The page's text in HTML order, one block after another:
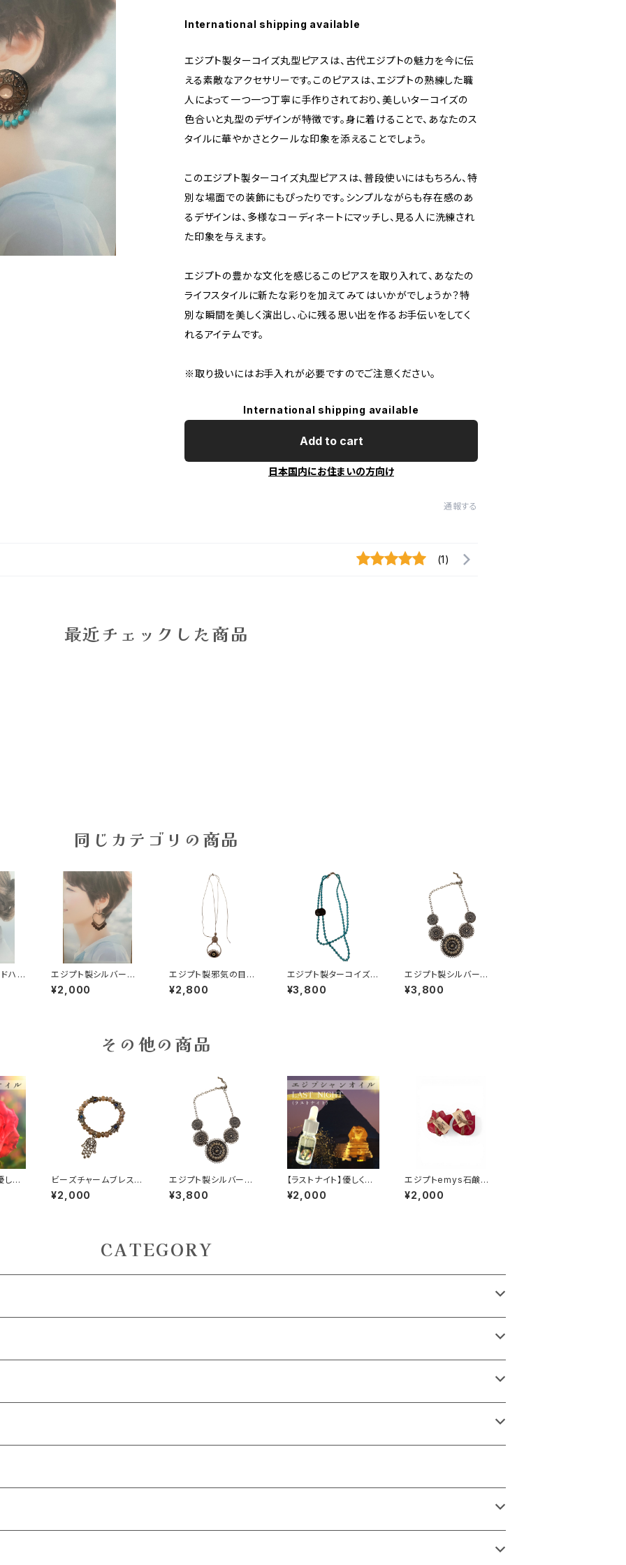
International shipping available
エジプト製ターコイズ丸型ピアスは、古代エジプトの魅力を今に伝
える素敵なアクセサリーです。このピアスは、エジプトの熟練した職
人によって一つ一つ丁寧に手作りされており、美しいターコイズの
色合いと丸型のデザインが特徴です。身に着けることで、あなたのス
タイルに華やかさとクールな印象を添えることでしょう。
このエジプト製ターコイズ丸型ピアスは、普段使いにはもちろん、特
別な場面での装飾にもぴったりです。シンプルながらも存在感のあ
るデザインは、多様なコーディネートにマッチし、見る人に洗練され
た印象を与えます。
エジプトの豊かな文化を感じるこのピアスを取り入れて、あなたの
ライフスタイルに新たな彩りを加えてみてはいかがでしょうか？特
別な瞬間を美しく演出し、心に残る思い出を作るお手伝いをしてく
れるアイテムです。
※取り扱いにはお手入れが必要ですのでご注意ください。
International shipping available
Add to cart
日本国内にお住まいの方向け
通報する
(1)
最近チェックした商品
同じカテゴリの商品
ハ
エジプト製シルバーハ
ート型ピアス
¥2,000
エジプト製邪気の目ネ
ックレス
¥2,800
エジプト製ターコイズネ
ックレス
¥3,800
エジプト製シルバー太
陽柄ネックレス
¥3,800
その他の商品
しい
ビーズチャームブレスレ
ット邪眼、ハムサの手
¥2,000
エジプト製シルバー太
陽柄ネックレス
¥3,800
【ラストナイト】優しく心
穏やかになる香り
¥2,000
エジプトemys石鹸
チューリップ
¥2,000
CATEGORY